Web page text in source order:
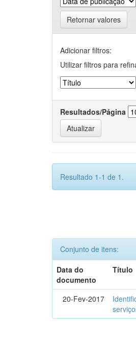
Retornar valores
Adicionar filtros:
Utilizar filtros para
Resultados/Página
Resultado 1-1 de 1.
Conjunto de itens:
Data do
documento
Título
20-Fev-2017